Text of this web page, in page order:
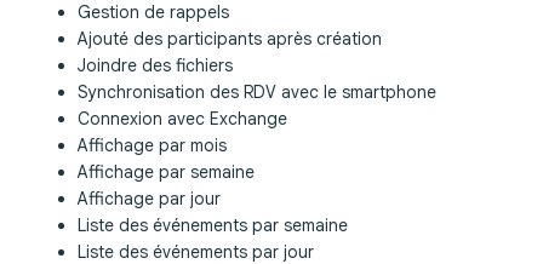
Gestion de rappels
Ajouté des participants après création
Joindre des fichiers
Synchronisation des RDV avec le smartphone
Connexion avec Exchange
Affichage par mois
Affichage par semaine
Affichage par jour
Liste des événements par semaine
Liste des événements par jour